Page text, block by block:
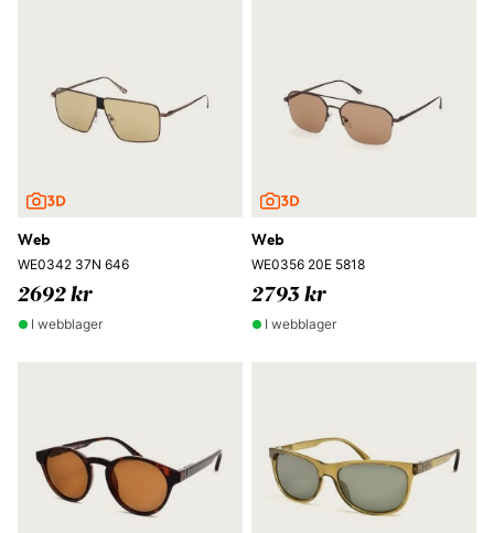
Web
WE0342 37N 646
2692 kr
I webblager
Web
WE0356 20E 5818
2793 kr
I webblager